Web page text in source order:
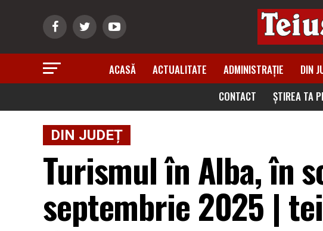
ACASĂ ACTUALITATE ADMINISTRAȚIE DIN
CONTACT
ȘTIREA TA
DIN JUDEȚ
Turismul în Alba, în
septembrie 2025 |